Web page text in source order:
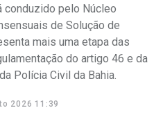
conduzido pelo Núcleo
de Solução de
mais uma etapa das
do artigo 46 e da
Polícia Civil da Bahia.
2026 11:39